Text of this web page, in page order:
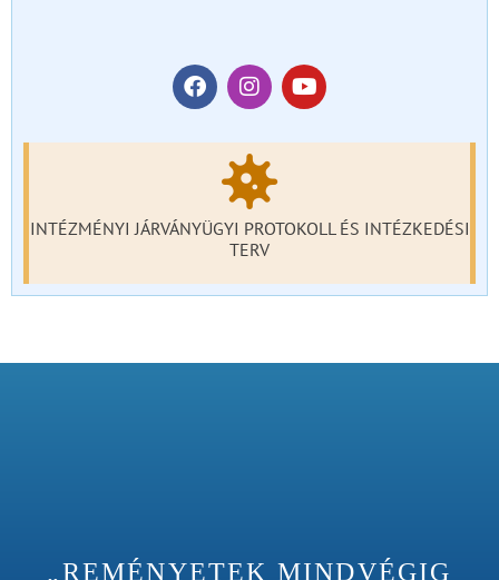
INTÉZMÉNYI JÁRVÁNYÜGYI PROTOKOLL ÉS INTÉZKEDÉSI
TERV
„REMÉNYETEK MINDVÉGIG